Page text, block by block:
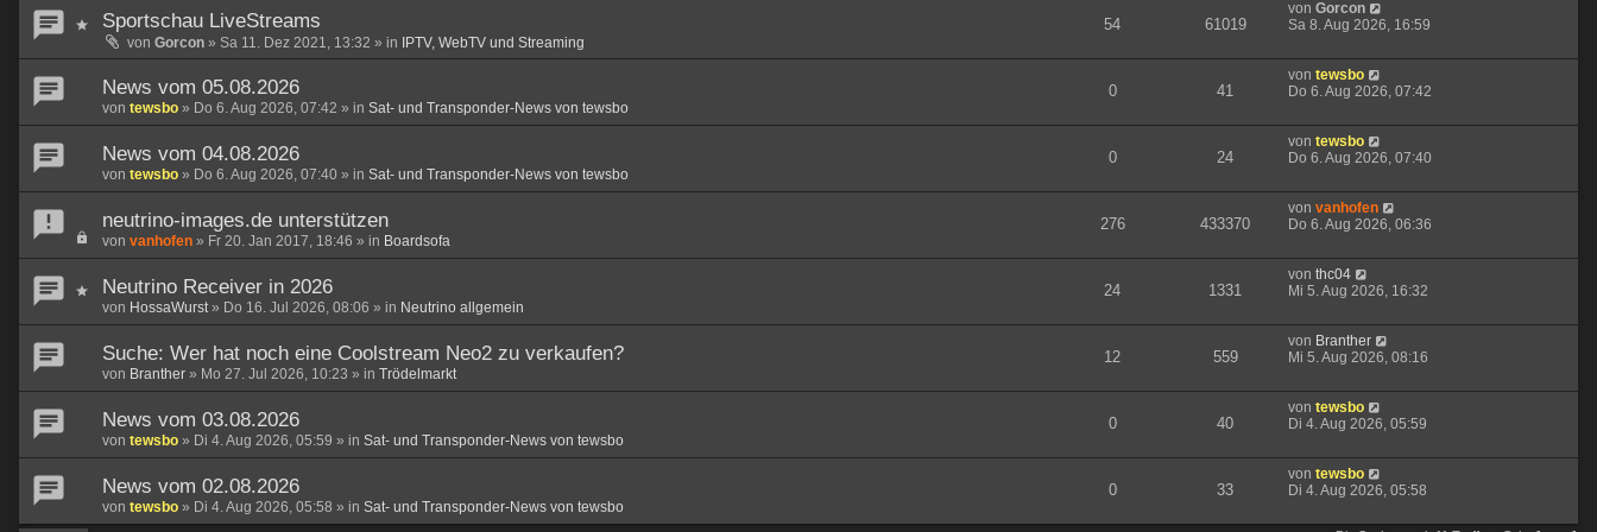
Sportschau LiveStreams
von Gorcon » Sa 11. Dez 2021, 13:32 » in IPTV, WebTV und Streaming
54 61019
von Gorcon
Sa 8. Aug 2026, 16:59
News vom 05.08.2026
von tewsbo » Do 6. Aug 2026, 07:42 » in Sat- und Transponder-News von tewsbo
0 41
von tewsbo
Do 6. Aug 2026, 07:42
News vom 04.08.2026
von tewsbo » Do 6. Aug 2026, 07:40 » in Sat- und Transponder-News von tewsbo
0 24
von tewsbo
Do 6. Aug 2026, 07:40
neutrino-images.de unterstützen
von vanhofen » Fr 20. Jan 2017, 18:46 » in Boardsofa
276 433370
von vanhofen
Do 6. Aug 2026, 06:36
Neutrino Receiver in 2026
von HossaWurst» Do 16. Jul 2026, 08:06 » in Neutrino allgemein
24 1331
von thc04
Mi 5. Aug 2026, 16:32
Suche: Wer hat noch eine Coolstream Neo2 zu verkaufen?
von Branther » Mo 27. Jul 2026, 10:23 » in Trödelmarkt
12 559
von Branther
Mi 5. Aug 2026, 08:16
News vom 03.08.2026
von tewsbo » Di 4. Aug 2026, 05:59 » in Sat- und Transponder-News von tewsbo
0 40
von tewsbo
Di 4. Aug 2026, 05:59
News vom 02.08.2026
von tewsbo » Di 4. Aug 2026, 05:58 » in Sat- und Transponder-News von tewsbo
0 33
von tewsbo
Di 4. Aug 2026, 05:58